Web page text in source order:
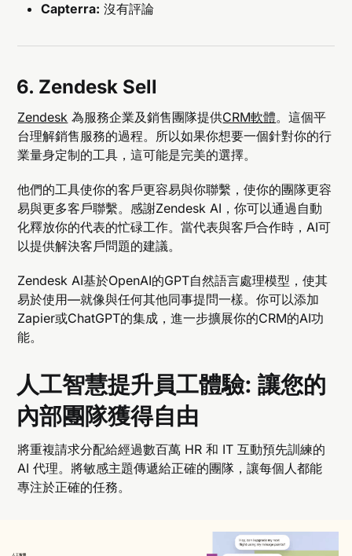
Capterra: 沒有評論
6. Zendesk Sell
Zendesk 為服務企業及銷售團隊提供CRM軟體。這個平
台理解銷售服務的過程。所以如果你想要一個針對你的行
業量身定制的工具，這可能是完美的選擇。
他們的工具使你的客戶更容易與你聯繫，使你的團隊更容
易與更多客戶聯繫。感謝Zendesk AI，你可以通過自動
化釋放你的代表的忙碌工作。當代表與客戶合作時，AI可
以提供解決客戶問題的建議。
Zendesk AI基於OpenAI的GPT自然語言處理模型，使其
易於使用—就像與任何其他同事提問一樣。你可以添加
Zapier或ChatGPT的集成，進一步擴展你的CRM的AI功
能。
人工智慧提升員工體驗: 讓您的
內部團隊獲得自由
將重複請求分配給經過數百萬 HR 和 IT 互動預先訓練的
AI 代理。將敏感主題傳遞給正確的團隊，讓每個人都能
專注於正確的任務。